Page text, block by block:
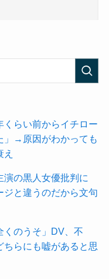
らい前からイチロー
」→原因がわかっても
演の黒人女優批判に
ジと違うのだから文句
くのうそ」DV、不
らにも嘘があると思